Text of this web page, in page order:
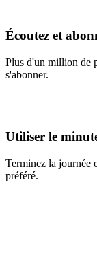
Écoutez et
Plus d'un million de
s'abonner.
Utiliser le
Terminez la journée
préféré.